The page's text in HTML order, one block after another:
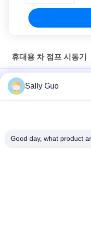
휴대용 차 점프 시동기
이동 전화/iPad를 위한 긴
소형 유형 12v 29.6Wh 외
빠른 충전 3600 mah 리튬
Sally Guo
Good day, what product